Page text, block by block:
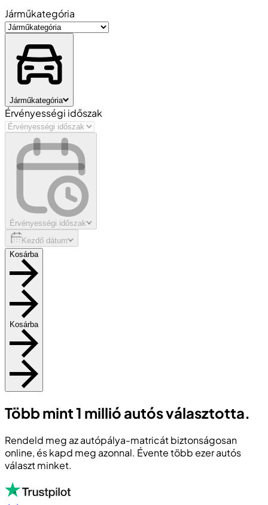
Járműkategória
Járműkategória
Érvényességi időszak
Érvényességi időszak
Kezdő dátum
Kosárba
Kosárba
Több mint 1 millió autós választotta.
Rendeld meg az autópálya-matricát biztonságosan
online, és kapd meg azonnal. Évente több ezer autós
választ minket.